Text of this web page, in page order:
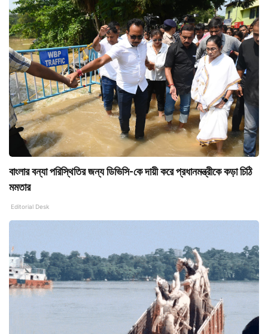
বাংলার বন্যা পরিস্থিতির জন্য ডিভিসি-কে দায়ী করে প্রধানমন্ত্রীকে কড়া চিঠি
মমতার
Editorial Desk